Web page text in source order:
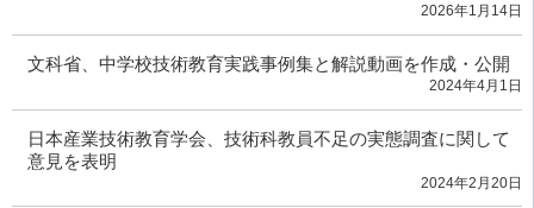
2026年1月14日
文科省、中学校技術教育実践事例集と解説動画を作成・公開
2024年4月1日
日本産業技術教育学会、技術科教員不足の実態調査に関して
意見を表明
2024年2月20日